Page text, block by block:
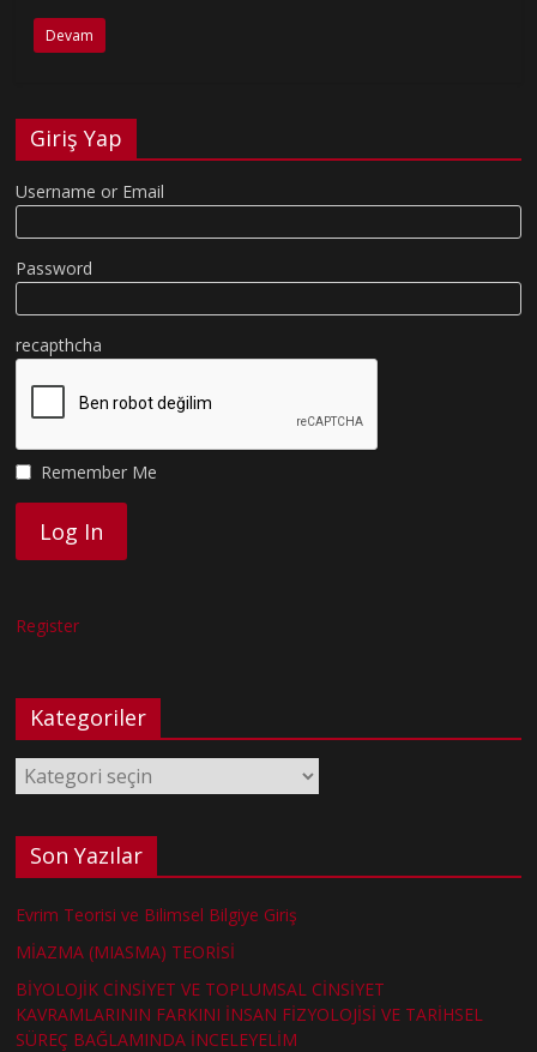
Devam
Giriş Yap
Username or Email
Password
recapthcha
Remember Me
Register
Kategoriler
Kategoriler
Son Yazılar
Evrim Teorisi ve Bilimsel Bilgiye Giriş
MİAZMA (MIASMA) TEORİSİ
BİYOLOJİK CİNSİYET VE TOPLUMSAL CİNSİYET
KAVRAMLARININ FARKINI İNSAN FİZYOLOJİSİ VE TARİHSEL
SÜREÇ BAĞLAMINDA İNCELEYELİM